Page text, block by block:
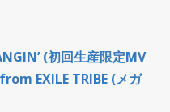
(初回生産限定MV
EXILE TRIBE (メガ